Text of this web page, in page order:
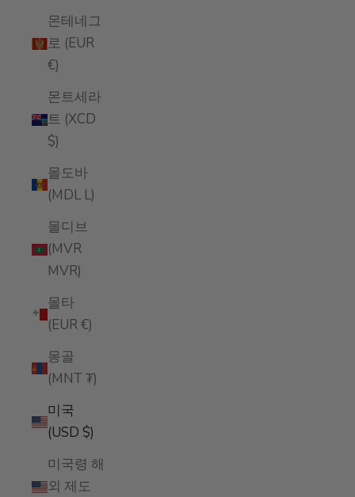
몬테네그
로 (EUR
€)
몬트세라
트 (XCD
$)
몰도바
(MDL L)
몰디브
(MVR
MVR)
몰타
(EUR €)
몽골
(MNT ₮)
미국
(USD $)
미국령 해
외 제도